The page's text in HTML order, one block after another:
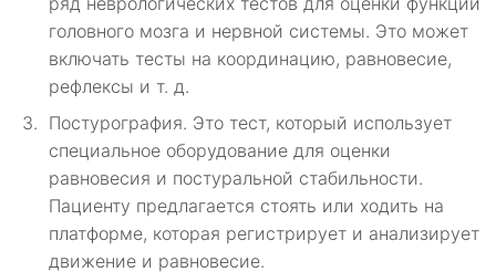
головного мозга и нервной системы. Это может
включать тесты на координацию, равновесие,
рефлексы и т. д.
Постурография. Это тест, который использует
специальное оборудование для оценки
равновесия и постуральной стабильности.
Пациенту предлагается стоять или ходить на
платформе, которая регистрирует и анализирует
движение и равновесие.